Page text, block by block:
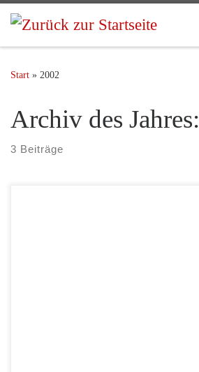
Start » 2002
Archiv des Jahres:
3 Beiträge